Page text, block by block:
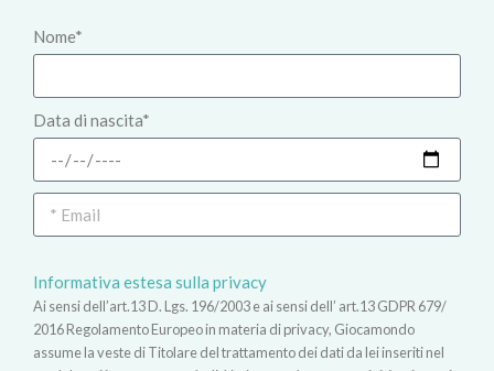
Nome*
Data di nascita*
Informativa estesa sulla privacy
Ai sensi dell’art.13 D. Lgs. 196/2003 e ai sensi dell’ art.13 GDPR 679/
2016 Regolamento Europeo in materia di privacy, Giocamondo
assume la veste di Titolare del trattamento dei dati da lei inseriti nel